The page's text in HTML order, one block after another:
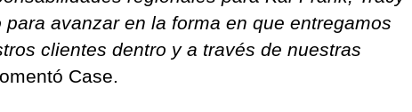
para avanzar en la forma en que entregamos
clientes dentro y a través de nuestras
Case.